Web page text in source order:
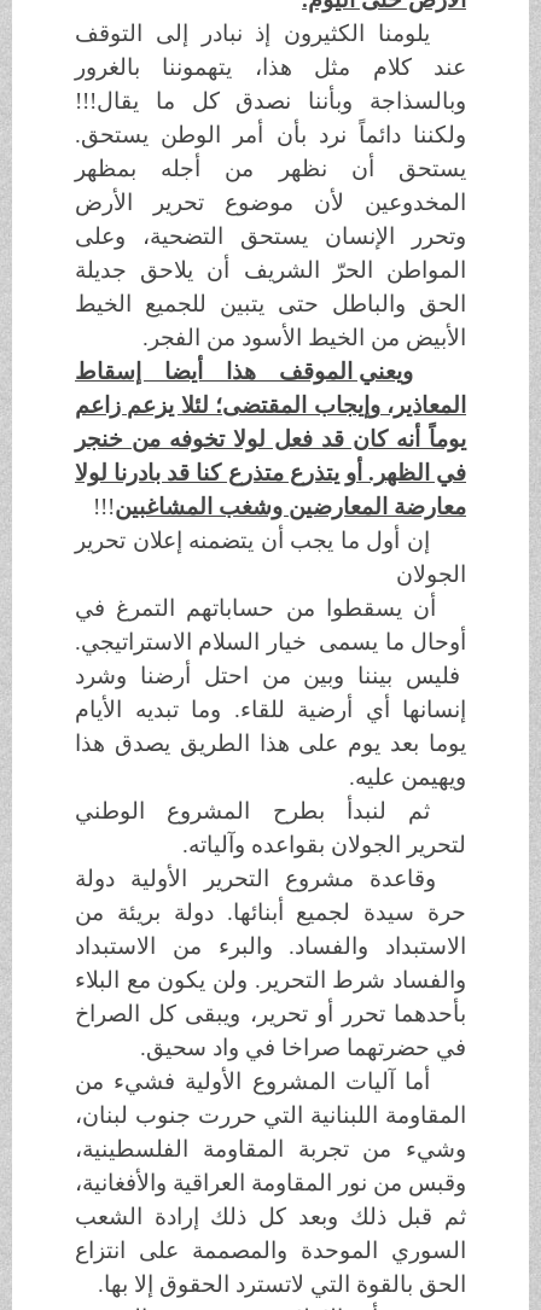
يلومنا الكثيرون إذ نبادر إلى التوقف
عند كلام مثل هذا، يتهموننا بالغرور
وبالسذاجة وبأننا نصدق كل ما يقال!!!
ولكننا دائماً نرد بأن أمر الوطن يستحق.
يستحق أن نظهر من أجله بمظهر
المخدوعين لأن موضوع تحرير الأرض
وتحرر الإنسان يستحق التضحية، وعلى
المواطن الحرّ الشريف أن يلاحق جديلة
الحق والباطل حتى يتبين للجميع الخيط
الأبيض من الخيط الأسود من الفجر.
ويعني الموقف هذا أيضا إسقاط
المعاذير، وإيجاب المقتضى؛ لئلا يزعم زاعم
يوماً أنه كان قد فعل لولا تخوفه من خنجر
في الظهر. أو يتذرع متذرع كنا قد بادرنا لولا
معارضة المعارضين وشغب المشاغبين!!!
إن أول ما يجب أن يتضمنه إعلان تحرير
الجولان
أن يسقطوا من حساباتهم التمرغ في
أوحال ما يسمى خيار السلام الاستراتيجي.
فليس بيننا وبين من احتل أرضنا وشرد
إنسانها أي أرضية للقاء. وما تبديه الأيام
يوما بعد يوم على هذا الطريق يصدق هذا
ويهيمن عليه.
ثم لنبدأ بطرح المشروع الوطني
لتحرير الجولان بقواعده وآلياته.
وقاعدة مشروع التحرير الأولية دولة
حرة سيدة لجميع أبنائها. دولة بريئة من
الاستبداد والفساد. والبرء من الاستبداد
والفساد شرط التحرير. ولن يكون مع البلاء
بأحدهما تحرر أو تحرير، ويبقى كل الصراخ
في حضرتهما صراخا في واد سحيق.
أما آليات المشروع الأولية فشيء من
المقاومة اللبنانية التي حررت جنوب لبنان،
وشيء من تجربة المقاومة الفلسطينية،
وقبس من نور المقاومة العراقية والأفغانية،
ثم قبل ذلك وبعد كل ذلك إرادة الشعب
السوري الموحدة والمصممة على انتزاع
الحق بالقوة التي لاتسترد الحقوق إلا بها.